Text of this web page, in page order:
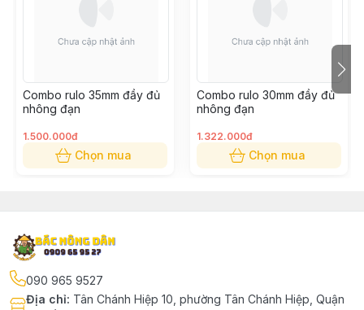
Combo rulo 35mm đầy đủ
nhông đạn
1.500.000đ
Chọn mua
Combo rulo 30mm đầy đủ
nhông đạn
1.322.000đ
Chọn mua
090 965 9527
Địa chỉ: Tân Chánh Hiệp 10, phường Tân Chánh Hiệp, Quận